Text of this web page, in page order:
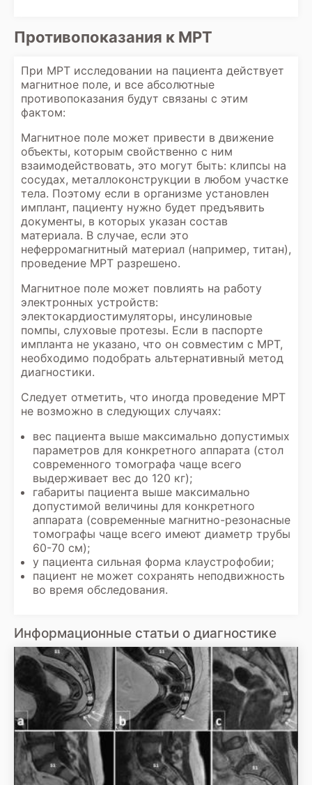
Противопоказания к МРТ
При МРТ исследовании на пациента действует
магнитное поле, и все абсолютные
противопоказания будут связаны с этим
фактом:
Магнитное поле может привести в движение
объекты, которым свойственно с ним
взаимодействовать, это могут быть: клипсы на
сосудах, металлоконструкции в любом участке
тела. Поэтому если в организме установлен
имплант, пациенту нужно будет предъявить
документы, в которых указан состав
материала. В случае, если это
неферромагнитный материал (например, титан),
проведение МРТ разрешено.
Магнитное поле может повлиять на работу
электронных устройств:
электокардиостимуляторы, инсулиновые
помпы, слуховые протезы. Если в паспорте
импланта не указано, что он совместим с МРТ,
необходимо подобрать альтернативный метод
диагностики.
Следует отметить, что иногда проведение МРТ
не возможно в следующих случаях:
вес пациента выше максимально допустимых
параметров для конкретного аппарата (стол
современного томографа чаще всего
выдерживает вес до 120 кг);
габариты пациента выше максимально
допустимой величины для конкретного
аппарата (современные магнитно-резонасные
томографы чаще всего имеют диаметр трубы
60-70 см);
у пациента сильная форма клаустрофобии;
пациент не может сохранять неподвижность
во время обследования.
Информационные статьи о диагностике